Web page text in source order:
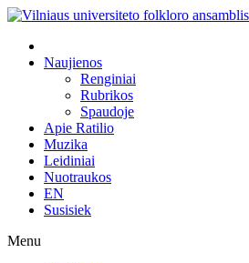
Naujienos
Renginiai
Rubrikos
Spaudoje
Apie Ratilio
Muzika
Leidiniai
Nuotraukos
EN
Susisiek
Menu